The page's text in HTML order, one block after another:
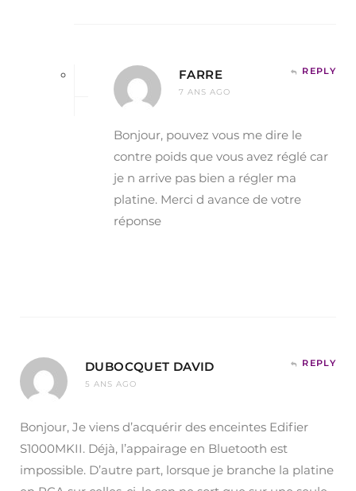
FARRE
7 ANS AGO
REPLY
Bonjour, pouvez vous me dire le
contre poids que vous avez réglé car
je n arrive pas bien a régler ma
platine. Merci d avance de votre
réponse
DUBOCQUET DAVID
5 ANS AGO
REPLY
Bonjour, Je viens d’acquérir des enceintes Edifier
S1000MKII. Déjà, l’appairage en Bluetooth est
impossible. D’autre part, lorsque je branche la platine